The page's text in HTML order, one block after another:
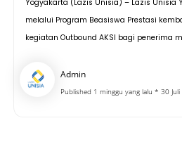
Yogyakarta (Lazis Unisia) – Lazis Unisia
melalui Program Beasiswa Prestasi
kegiatan Outbound AKSI bagi penerima
Admin
Published 1 minggu yang lalu * 30